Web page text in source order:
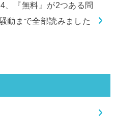
、『無料』が2つある問
動まで全部読みました